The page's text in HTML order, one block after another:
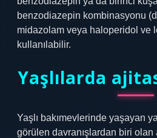
benzodiazepin kombinasyonu
midazolam veya haloperidol ve
kullanılabilir.
Yaşlılarda
Yaşlı bakımevlerinde yaşayan
görülen davranışlardan biri